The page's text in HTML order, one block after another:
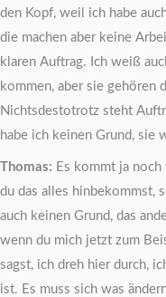
den Kopf, weil ich habe
die machen aber keine
klaren Auftrag. Ich weiß
kommen, aber sie gehören
Nichtsdestotrotz steht
habe ich keinen Grund, sie
Thomas: Es kommt ja noch
du das alles hinbekommst,
auch keinen Grund, das
wenn du mich jetzt zum
sagst, ich dreh hier durch,
ist. Es muss sich was